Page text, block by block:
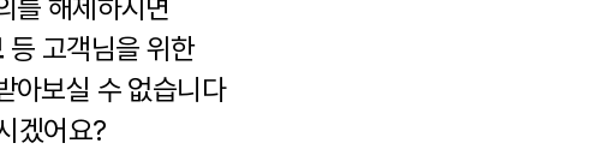
를 해제하시면
등 고객님을 위한
아보실 수 없습니다
겠어요?